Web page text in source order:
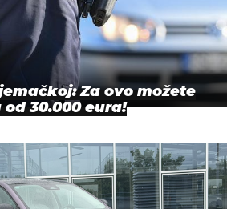
Za ovo možete
30.000 eura!